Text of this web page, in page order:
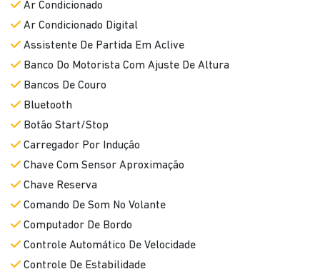
Ar Condicionado
Ar Condicionado Digital
Assistente De Partida Em Aclive
Banco Do Motorista Com Ajuste De Altura
Bancos De Couro
Bluetooth
Botão Start/Stop
Carregador Por Indução
Chave Com Sensor Aproximação
Chave Reserva
Comando De Som No Volante
Computador De Bordo
Controle Automático De Velocidade
Controle De Estabilidade